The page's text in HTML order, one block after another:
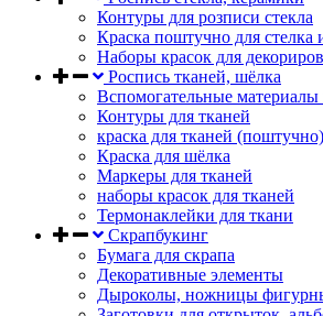
Контуры для розписи стекла
Краска поштучно для стелка
Наборы красок для
Роспись тканей, шёлка
Вспомогательные
Контуры для тканей
краска для тканей (поштучно)
Краска для шёлка
Маркеры для тканей
наборы красок для тканей
Термонаклейки для ткани
Скрапбукинг
Бумага для скрапа
Декоративные элементы
Дыроколы, ножницы